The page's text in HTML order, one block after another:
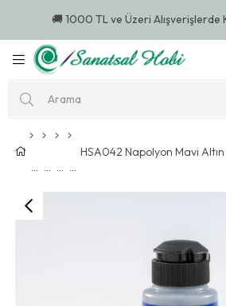
🚚 1000 TL ve Üzeri Alışverişlerde